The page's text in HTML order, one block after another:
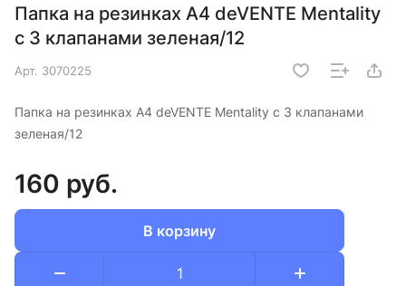
Папка на резинках A4 deVENTE Mentality
с 3 клапанами зеленая/12
Арт. 3070225
Папка на резинках A4 deVENTE Mentality с 3 клапанами
зеленая/12
160 руб.
В корзину